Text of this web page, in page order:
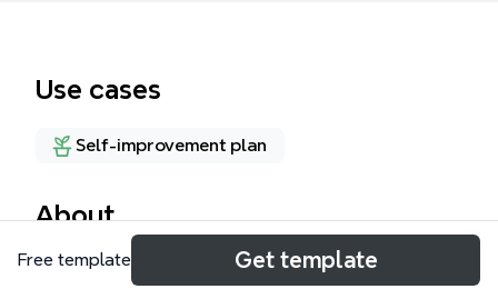
Use cases
Self-improvement plan
About
El mapa mental 'Partes erógenas del cuerpo'
Free template Get template